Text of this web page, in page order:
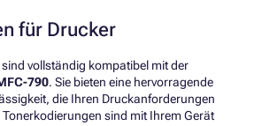
für Drucker
vollständig kompatibel mit der
790. Sie bieten eine hervorragende
die Ihren Druckanforderungen
sind mit Ihrem Gerät